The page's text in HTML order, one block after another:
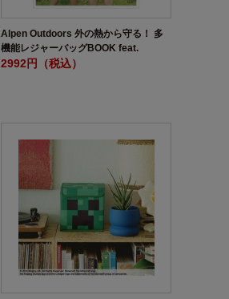
Alpen Outdoors 外の熱から守る！ 多
機能レジャーバッグBOOK feat.
Coleman Special Package BLACK
2992円（税込）